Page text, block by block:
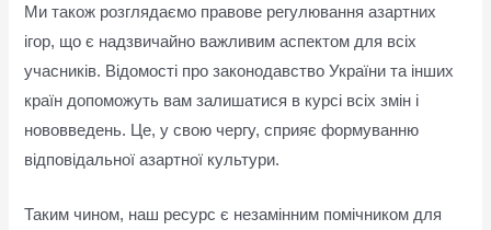
Ми також розглядаємо правове регулювання азартних
ігор, що є надзвичайно важливим аспектом для всіх
учасників. Відомості про законодавство України та інших
країн допоможуть вам залишатися в курсі всіх змін і
нововведень. Це, у свою чергу, сприяє формуванню
відповідальної азартної культури.
Таким чином, наш ресурс є незамінним помічником для